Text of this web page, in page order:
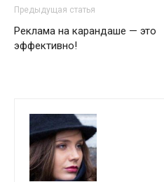
Предыдущая статья
Реклама на карандаше — это
эффективно!